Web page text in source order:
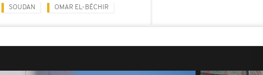
SOUDAN OMAR EL-BÉCHIR